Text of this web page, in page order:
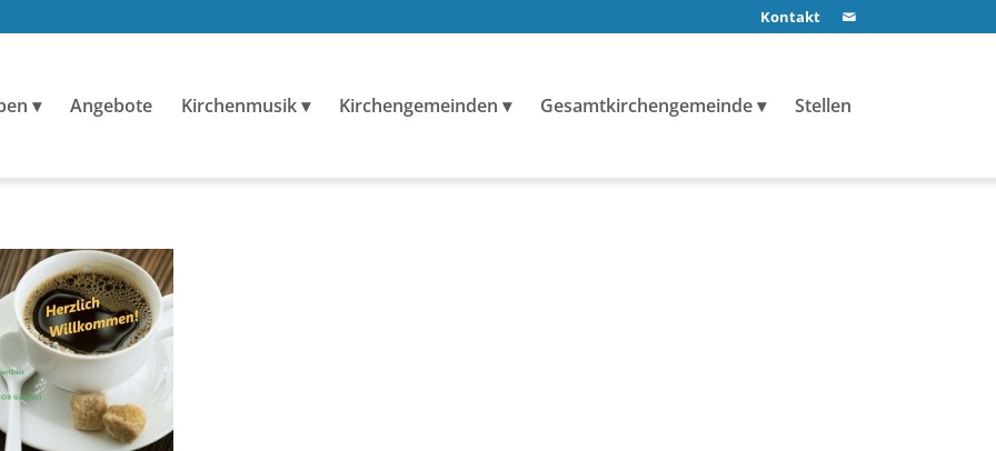
Kontakt
Angebote Kirchenmusik Kirchengemeinden Gesamtkirchengemeinde Stellen